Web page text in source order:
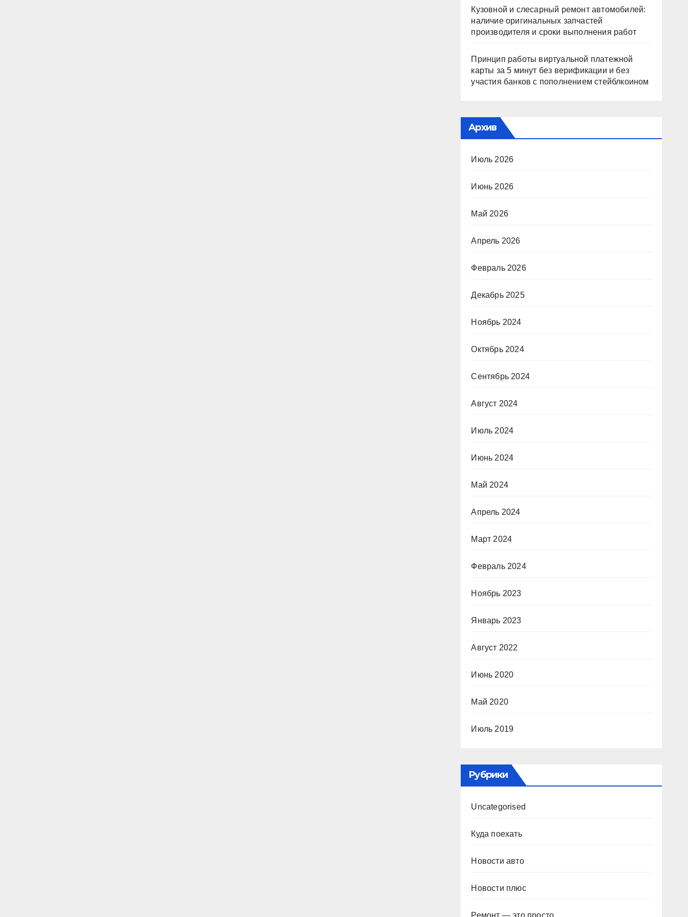
Кузовной и слесарный ремонт автомобилей:
наличие оригинальных запчастей
производителя и сроки выполнения работ
Принцип работы виртуальной платежной
карты за 5 минут без верификации и без
участия банков с пополнением стейблкоином
Архив
Июль 2026
Июнь 2026
Май 2026
Апрель 2026
Февраль 2026
Декабрь 2025
Ноябрь 2024
Октябрь 2024
Сентябрь 2024
Август 2024
Июль 2024
Июнь 2024
Май 2024
Апрель 2024
Март 2024
Февраль 2024
Ноябрь 2023
Январь 2023
Август 2022
Июнь 2020
Май 2020
Июль 2019
Рубрики
Uncategorised
Куда поехать
Новости авто
Новости плюс
Ремонт — это просто